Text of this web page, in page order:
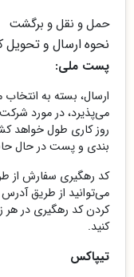
حمل و نقل و برگشت
نحوه ارسال و تحویل
پست ملی:
ارسال، بسته به
روز کاری طول خواهد
بندی و پست در حال حاضر 70 هزار تومان
کد رهگیری سفارش از
می‌توانید از طریق آدرس
کردن کد رهگیری در هر
کنید.
تیپاکس